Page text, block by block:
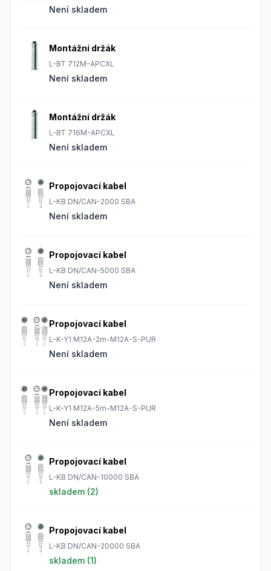
Není skladem
Montážní držák
L-BT 712M-APCXL
Není skladem
Montážní držák
L-BT 716M-APCXL
Není skladem
Propojovací kabel
L-KB DN/CAN-2000 SBA
Není skladem
Propojovací kabel
L-KB DN/CAN-5000 SBA
Není skladem
Propojovací kabel
L-K-Y1 M12A-2m-M12A-S-PUR
Není skladem
Propojovací kabel
L-K-Y1 M12A-5m-M12A-S-PUR
Není skladem
Propojovací kabel
L-KB DN/CAN-10000 SBA
skladem (2)
Propojovací kabel
L-KB DN/CAN-20000 SBA
skladem (1)